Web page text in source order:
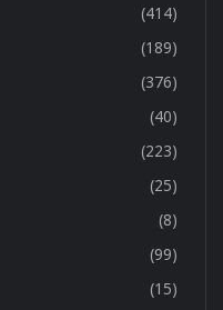
(414)
(189)
(376)
(40)
(223)
(25)
(8)
(99)
(15)